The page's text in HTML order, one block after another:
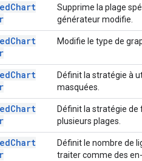
Chart
Supprime la plage
générateur modifie.
Chart
Modifie le type de
Chart
Définit la stratégie à
masquées.
Chart
Définit la stratégie de
plusieurs plages.
Chart
Définit le nombre de
traiter comme des